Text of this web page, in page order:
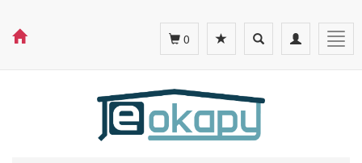
Toggle
navigation
Toggle
search
0